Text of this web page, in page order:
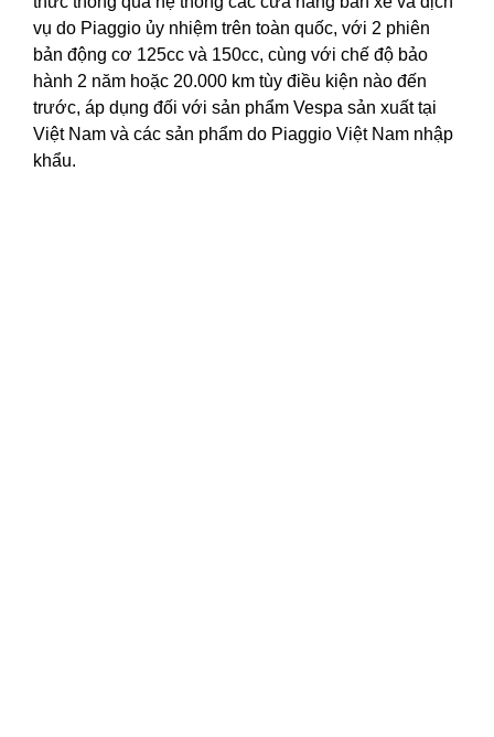
vụ do Piaggio ủy nhiệm trên toàn quốc, với 2 phiên
bản động cơ 125cc và 150cc, cùng với chế độ bảo
hành 2 năm hoặc 20.000 km tùy điều kiện nào đến
trước, áp dụng đối với sản phẩm Vespa sản xuất tại
Việt Nam và các sản phẩm do Piaggio Việt Nam nhập
khẩu.